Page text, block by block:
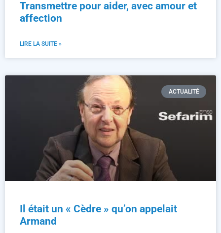
Transmettre pour aider, avec amour et
affection
LIRE LA SUITE »
ACTUALITÉ
Il était un « Cèdre » qu’on appelait
Armand